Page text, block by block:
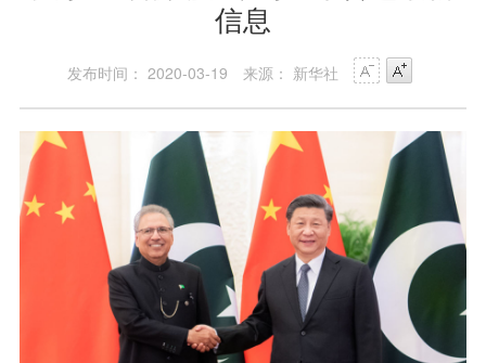
信息
发布时间： 2020-03-19 来源： 新华社